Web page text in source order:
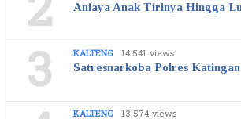
Aniaya Anak Tirinya Hingga
3 KALTENG 14.541 views
Satresnarkoba Polres
KALTENG 13.574 views